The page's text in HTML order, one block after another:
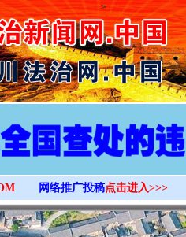
>
网络推广投稿点击进入>>>